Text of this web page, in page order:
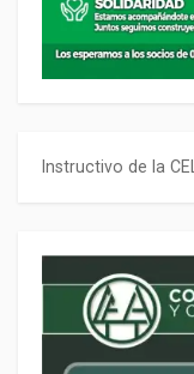
Instructivo de la